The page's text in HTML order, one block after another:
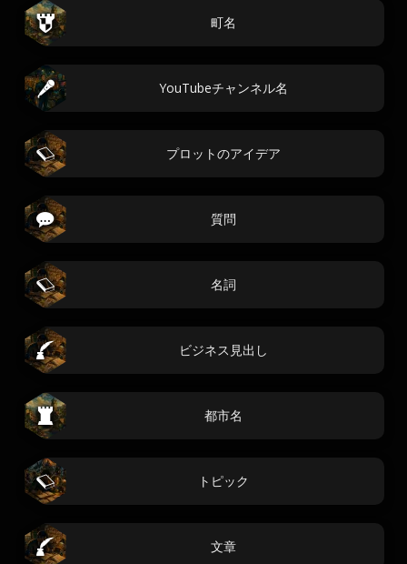
町名
YouTubeチャンネル名
プロットのアイデア
質問
名詞
ビジネス見出し
都市名
トピック
文章